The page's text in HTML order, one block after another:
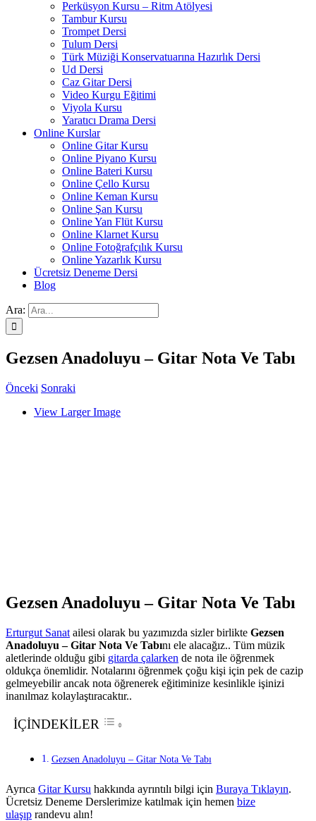
Perküsyon Kursu – Ritm Atölyesi
Tambur Kursu
Trompet Dersi
Tulum Dersi
Türk Müziği Konservatuarına Hazırlık Dersi
Ud Dersi
Caz Gitar Dersi
Video Kurgu Eğitimi
Viyola Kursu
Yaratıcı Drama Dersi
Online Kurslar
Online Gitar Kursu
Online Piyano Kursu
Online Bateri Kursu
Online Çello Kursu
Online Keman Kursu
Online Şan Kursu
Online Yan Flüt Kursu
Online Klarnet Kursu
Online Fotoğrafçılık Kursu
Online Yazarlık Kursu
Ücretsiz Deneme Dersi
Blog
Ara:
Gezsen Anadoluyu – Gitar Nota Ve Tabı
Önceki Sonraki
View Larger Image
Gezsen Anadoluyu – Gitar Nota Ve Tabı
Erturgut Sanat ailesi olarak bu yazımızda sizler birlikte Gezsen
Anadoluyu – Gitar Nota Ve Tabını ele alacağız.. Tüm müzik
aletlerinde olduğu gibi gitarda çalarken de nota ile öğrenmek
oldukça önemlidir. Notalarını öğrenmek çoğu kişi için pek de cazip
gelmeyebilir ancak nota öğrenerek eğitiminize kesinlikle işinizi
inanılmaz kolaylaştıracaktır..
İÇİNDEKİLER
Gezsen Anadoluyu – Gitar Nota Ve Tabı
Ayrıca Gitar Kursu hakkında ayrıntılı bilgi için Buraya Tıklayın.
Ücretsiz Deneme Derslerimize katılmak için hemen bize
ulaşıp randevu alın!